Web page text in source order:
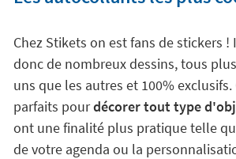
Chez Stikets on est fans de stickers !
donc de nombreux dessins, tous
uns que les autres et 100%
parfaits pourdécorer tout type
ont une finalité plus pratique telle
de votre agenda ou la